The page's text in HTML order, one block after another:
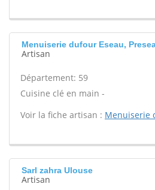
Menuiserie dufour Eseau,
Artisan
Département: 59
Cuisine clé en main -
Voir la fiche artisan : Menuiserie
Sarl zahra Ulouse
Artisan